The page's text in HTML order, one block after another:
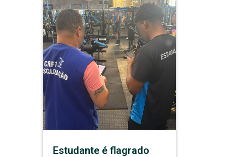
Estudante é flagrado